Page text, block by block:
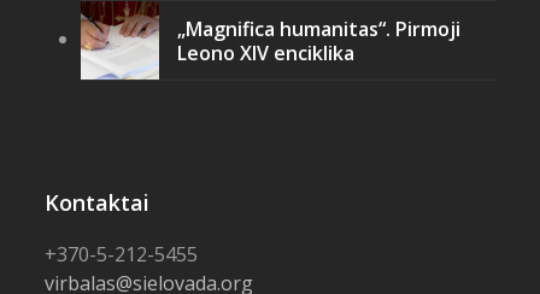
„Magnifica humanitas“. Pirmoji
Leono XIV enciklika
Kontaktai
+370-5-212-5455
virbalas@sielovada.org